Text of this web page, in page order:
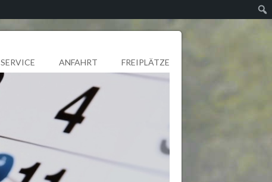
SERVICE ANFAHRT FREIPLÄTZE